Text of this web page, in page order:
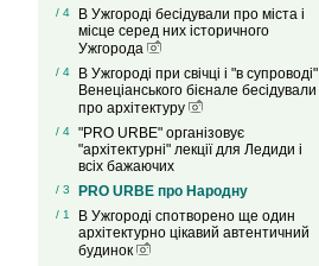
/ 4
В Ужгороді бесідували про міста і
місце серед них історичного
Ужгорода
/ 4
В Ужгороді при свічці і "в супроводі"
Венеціанського бієнале бесідували
про архітектуру
/ 4
"PRO URBE" організовує
"архітектурні" лекції для Ледиди і
всіх бажаючих
/ 3 PRO URBE про Народну
/ 1
В Ужгороді спотворено ще один
архітектурно цікавий автентичний
будинок